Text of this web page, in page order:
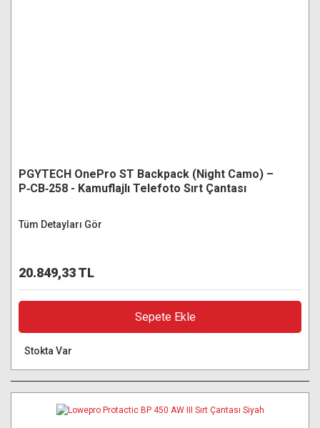
PGYTECH OnePro ST Backpack (Night Camo) –
P‑CB‑258 - Kamuflajlı Telefoto Sırt Çantası
Tüm Detayları Gör
20.849,33 TL
Sepete Ekle
Stokta Var